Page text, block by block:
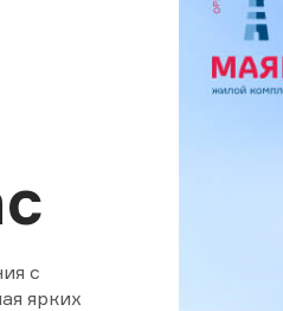
с
ярких